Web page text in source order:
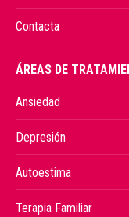
Contacta
ÁREAS DE
Ansiedad
Depresión
Autoestima
Terapia Familiar